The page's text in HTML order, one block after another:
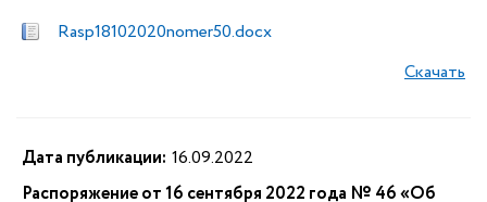
Rasp18102020nomer50.docx
Скачать
Дата публикации: 16.09.2022
Распоряжение от 16 сентября 2022 года № 46 «Об